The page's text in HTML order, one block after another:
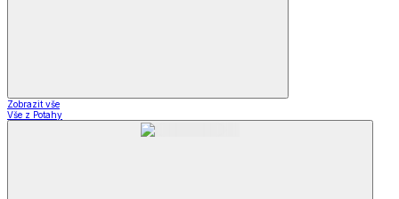
Zobrazit vše
Vše z Potahy